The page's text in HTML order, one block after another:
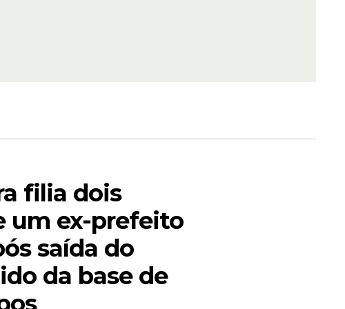
desses
utilização
na
filia dois
um ex-prefeito
saída do
da base de